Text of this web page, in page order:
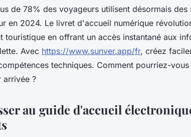
de 78% des voyageurs utilisent désormais
en 2024. Le livret d'accueil numérique
touristique en offrant un accès instantané aux
Avec https://www.sunver.app/fr, créez
techniques. Comment pourriez-
arrivée ?
au guide d'accueil